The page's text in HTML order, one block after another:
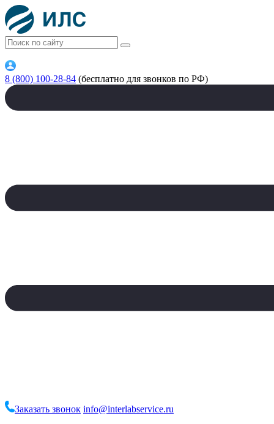
8 (800) 100-28-84 (бесплатно для звонков по РФ)
Заказать звонок info@interlabservice.ru